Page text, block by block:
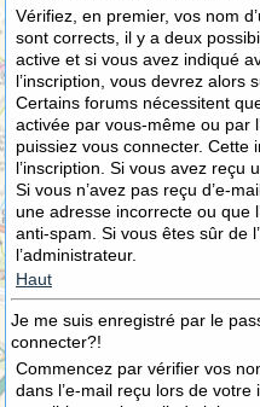
Vérifiez, en premier, vos nom
sont corrects, il y a deux
active et si vous avez indiqué
l’inscription, vous devrez alors
Certains forums nécessitent
activée par vous-même ou par
puissiez vous connecter. Cette
l’inscription. Si vous avez reçu
Si vous n’avez pas reçu d’e-
une adresse incorrecte ou que
anti-spam. Si vous êtes sûr de
l’administrateur.
Haut
Je me suis enregistré par le
connecter?!
Commencez par vérifier vos
dans l’e-mail reçu lors de